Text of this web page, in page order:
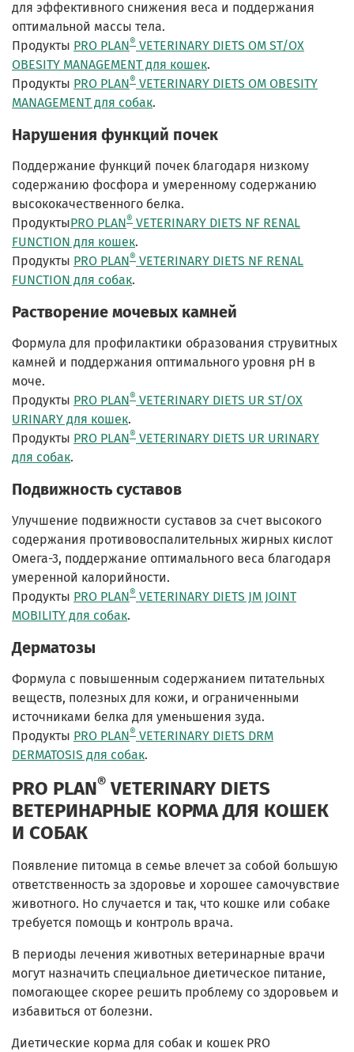
для эффективного снижения веса и поддержания
оптимальной массы тела.
Продукты PRO PLAN® VETERINARY DIETS OM ST/OX
OBESITY MANAGEMENT для кошек.
Продукты PRO PLAN® VETERINARY DIETS OM OBESITY
MANAGEMENT для собак.
Нарушения функций почек
Поддержание функций почек благодаря низкому
содержанию фосфора и умеренному содержанию
высококачественного белка.
ПродуктыPRO PLAN® VETERINARY DIETS NF RENAL
FUNCTION для кошек.
Продукты PRO PLAN® VETERINARY DIETS NF RENAL
FUNCTION для собак.
Растворение мочевых камней
Формула для профилактики образования струвитных
камней и поддержания оптимального уровня pH в
моче.
Продукты PRO PLAN® VETERINARY DIETS UR ST/OX
URINARY для кошек.
Продукты PRO PLAN® VETERINARY DIETS UR URINARY
для собак.
Подвижность суставов
Улучшение подвижности суставов за счет высокого
содержания противовоспалительных жирных кислот
Омега-3, поддержание оптимального веса благодаря
умеренной калорийности.
Продукты PRO PLAN® VETERINARY DIETS JM JOINT
MOBILITY для собак.
Дерматозы
Формула с повышенным содержанием питательных
веществ, полезных для кожи, и ограниченными
источниками белка для уменьшения зуда.
Продукты PRO PLAN® VETERINARY DIETS DRM
DERMATOSIS для собак.
PRO PLAN® VETERINARY DIETS
ВЕТЕРИНАРНЫЕ КОРМА ДЛЯ КОШЕК
И СОБАК
Появление питомца в семье влечет за собой большую
ответственность за здоровье и хорошее самочувствие
животного. Но случается и так, что кошке или собаке
требуется помощь и контроль врача.
В периоды лечения животных ветеринарные врачи
могут назначить специальное диетическое питание,
помогающее скорее решить проблему со здоровьем и
избавиться от болезни.
Диетические корма для собак и кошек PRO